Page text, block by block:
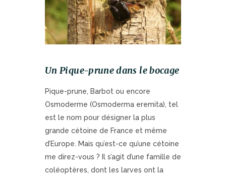
Un Pique-prune dans le bocage
Pique-prune, Barbot ou encore
Osmoderme (Osmoderma eremita), tel
est le nom pour désigner la plus
grande cétoine de France et même
d’Europe. Mais qu’est-ce qu’une cétoine
me direz-vous ? Il s’agit d’une famille de
coléoptères, dont les larves ont la